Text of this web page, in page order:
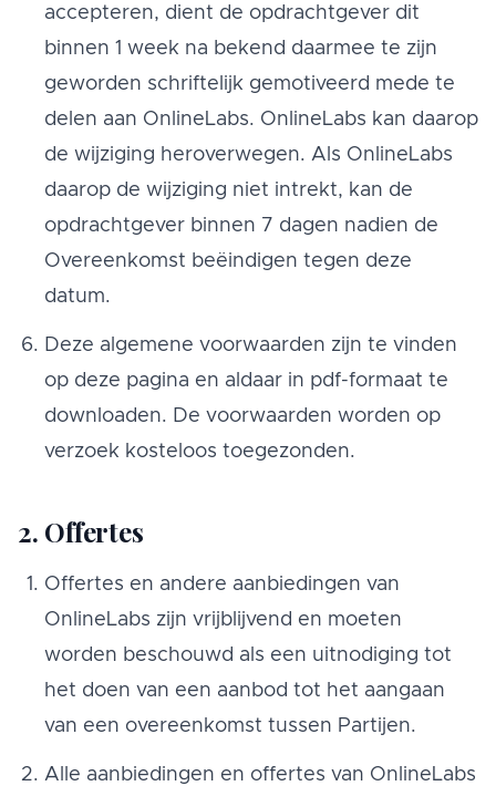
accepteren, dient de opdrachtgever dit
binnen 1 week na bekend daarmee te zijn
geworden schriftelijk gemotiveerd mede te
delen aan OnlineLabs. OnlineLabs kan daarop
de wijziging heroverwegen. Als OnlineLabs
daarop de wijziging niet intrekt, kan de
opdrachtgever binnen 7 dagen nadien de
Overeenkomst beëindigen tegen deze
datum.
Deze algemene voorwaarden zijn te vinden
op deze pagina en aldaar in pdf-formaat te
downloaden. De voorwaarden worden op
verzoek kosteloos toegezonden.
2. Offertes
Offertes en andere aanbiedingen van
OnlineLabs zijn vrijblijvend en moeten
worden beschouwd als een uitnodiging tot
het doen van een aanbod tot het aangaan
van een overeenkomst tussen Partijen.
Alle aanbiedingen en offertes van OnlineLabs